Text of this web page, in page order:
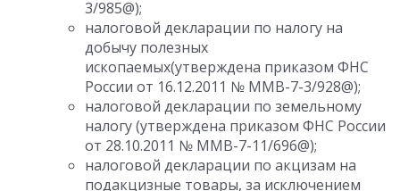
3/985@);
налоговой декларации по налогу на
добычу полезных
ископаемых(утверждена приказом ФНС
России от 16.12.2011 № ММВ-7-3/928@);
налоговой декларации по земельному
налогу (утверждена приказом ФНС России
от 28.10.2011 № ММВ-7-11/696@);
налоговой декларации по акцизам на
подакцизные товары, за исключением